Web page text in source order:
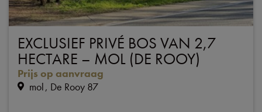
EXCLUSIEF PRIVÉ BOS VAN 2,7
HECTARE – MOL (DE ROOY)
Prijs op aanvraag
mol De Rooy 87